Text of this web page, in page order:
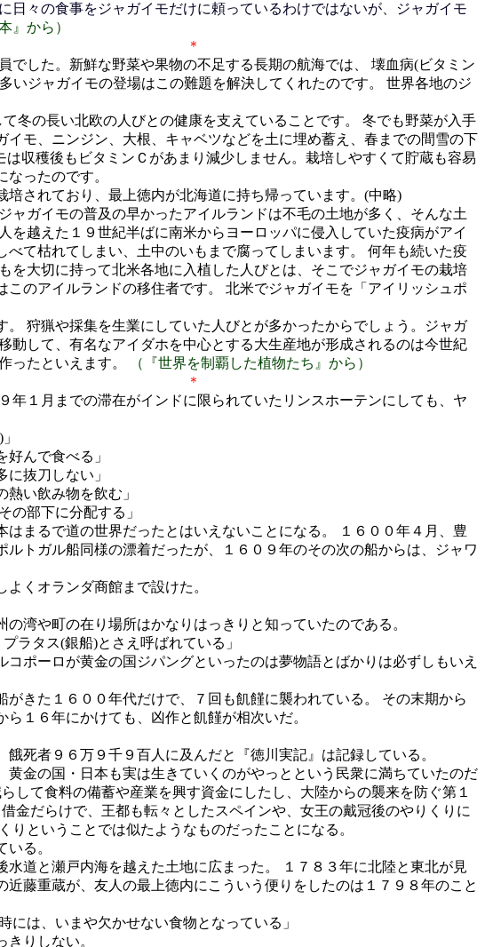
々の食事をジャガイモだけに頼っているわけではないが、ジャガイモ
』から）
＊
した。新鮮な野菜や果物の不足する長期の航海では、 壊血病(ビタミン
いジャガイモの登場はこの難題を解決してくれたのです。 世界各地のジ
冬の長い北欧の人びとの健康を支えていることです。 冬でも野菜が入手
モ、ニンジン、大根、キャベツなどを土に埋め蓄え、春までの間雪の下
収穫後もビタミンＣがあまり減少しません。栽培しやすくて貯蔵も容易
ったのです。
されており、最上徳内が北海道に持ち帰っています。(中略)
ガイモの普及の早かったアイルランドは不毛の土地が多く、そんな土
越えた１９世紀半ばに南米からヨーロッパに侵入していた疫病がアイ
て枯れてしまい、土中のいもまで腐ってしまいます。 何年も続いた疫
大切に持って北米各地に入植した人びとは、そこでジャガイモの栽培
のアイルランドの移住者です。 北米でジャガイモを「アイリッシュポ
狩猟や採集を生業にしていた人びとが多かったからでしょう。ジャガ
して、有名なアイダホを中心とする大生産地が形成されるのは今世紀
ったといえます。
（『世界を制覇した植物たち』から）
＊
１月までの滞在がインドに限られていたリンスホーテンにしても、ヤ
んで食べる」
抜刀しない」
い飲み物を飲む」
部下に分配する」
まるで道の世界だったとはいえないことになる。 １６００年４月、豊
トガル船同様の漂着だったが、１６０９年のその次の船からは、ジャワ
くオランダ商館まで設けた。
湾や町の在り場所はかなりはっきりと知っていたのである。
ラタス(銀船)とさえ呼ばれている」
ポーロが黄金の国ジパングといったのは夢物語とばかりは必ずしもいえ
きた１６００年代だけで、７回も飢饉に襲われている。 その末期から
１６年にかけても、凶作と飢饉が相次いだ。
死者９６万９千９百人に及んだと『徳川実記』は記録している。
金の国・日本も実は生きていくのがやっとという民衆に満ちていたのだ
て食料の備蓄や産業を興す資金にしたし、大陸からの襲来を防ぐ第１
金だらけで、王都も転々としたスペインや、女王の戴冠後のやりくりに
ということでは似たようなものだったことになる。
る。
道と瀬戸内海を越えた土地に広まった。 １７８３年に北陸と東北が見
藤重蔵が、友人の最上徳内にこういう便りをしたのは１７９８年のこと
は、いまや欠かせない食物となっている」
りしない。